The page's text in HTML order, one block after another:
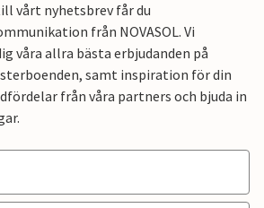
vårt nyhetsbrev får du
från NOVASOL. Vi
våra allra bästa erbjudanden på
samt inspiration för din
från våra partners och bjuda in